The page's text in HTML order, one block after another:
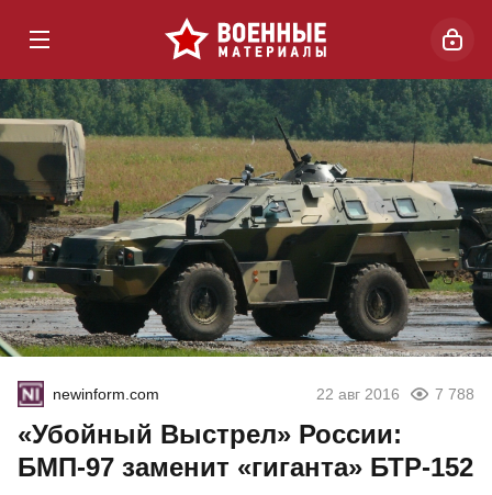
newinform.com 22 авг 2016 7 788
«Убойный Выстрел» России:
БМП-97 заменит «гиганта» БТР-152